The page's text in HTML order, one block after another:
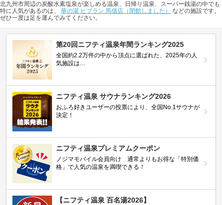
北九州市周辺の炭酸水素塩泉が楽しめる温泉、日帰り温泉、スーパー銭湯の中でも
特に人気があるのは、 華の湯 ヒブラン 馬借店（閉館しました）
などの施設です。
ぜひ一度は足を運んでみてください。
第20回ニフティ温泉年間ランキング2025
全国約2.2万件の中から頂点に選ばれた、2025年の人
気施設は…
ニフティ温泉 サウナランキング2026
おふろ好きユーザーの投票により、全国No.1サウナが
決定！
ニフティ温泉プレミアムクーポン
ノジマモバイル会員向け 通常よりもお得な「特別価
格」で人気の温泉を満喫できる！
【ニフティ温泉 百名湯2026】